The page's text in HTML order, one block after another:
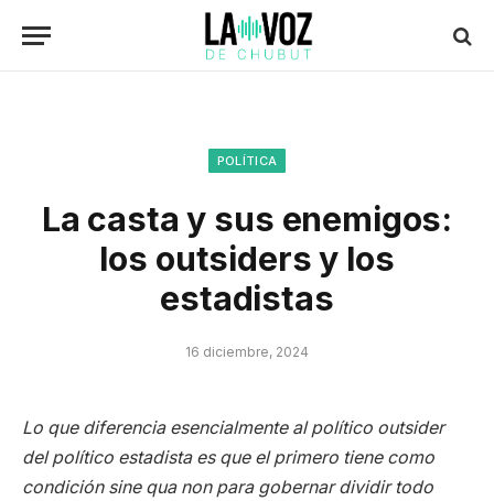
POLÍTICA
La casta y sus enemigos:
los outsiders y los
estadistas
16 diciembre, 2024
Lo que diferencia esencialmente al político outsider
del político estadista es que el primero tiene como
condición sine qua non para gobernar dividir todo